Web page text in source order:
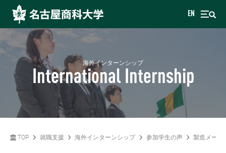
EN
海外インターンシップ
International Internship
TOP 就職支援 海外インターンシップ 参加学生の声 製造メーカ